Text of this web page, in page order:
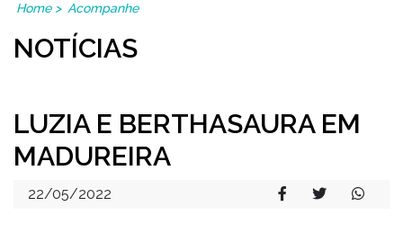
Home> Acompanhe
NOTÍCIAS
LUZIA E BERTHASAURA EM
MADUREIRA
22/05/2022